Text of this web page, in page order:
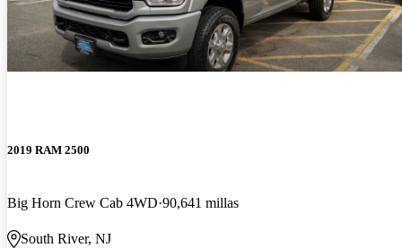
2019 RAM 2500
Big Horn Crew Cab 4WD 90,641 millas
South River, NJ